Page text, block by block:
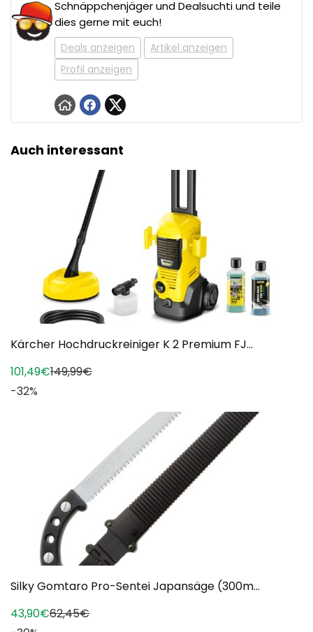
Schnäppchenjäger und Dealsuchti und teile
dies gerne mit euch!
Deals anzeigen
Artikel anzeigen
Profil anzeigen
Auch interessant
Kärcher Hochdruckreiniger K 2 Premium FJ...
101,49€149,99€
-32%
Silky Gomtaro Pro-Sentei Japansäge (300m...
43,90€62,45€